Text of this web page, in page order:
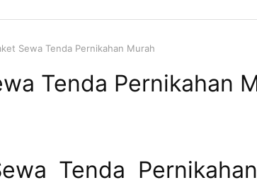
Sewa Tenda Pernikahan Murah
Tenda Pernikahan
Tenda